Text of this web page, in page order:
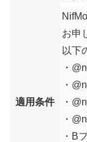
適用条件
お申
以下
・
・
・
・
・B